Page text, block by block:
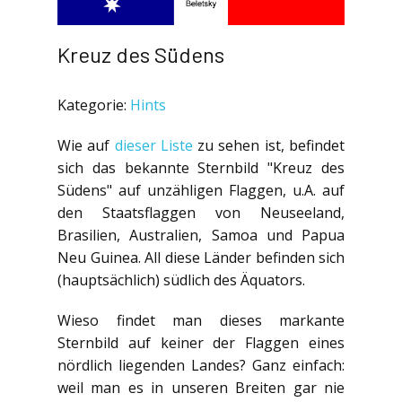
Kreuz des Südens
Kategorie: Hints
Wie auf dieser Liste zu sehen ist, befindet
sich das bekannte Sternbild "Kreuz des
Südens" auf unzähligen Flaggen, u.A. auf
den Staatsflaggen von Neuseeland,
Brasilien, Australien, Samoa und Papua
Neu Guinea. All diese Länder befinden sich
(hauptsächlich) südlich des Äquators.
Wieso findet man dieses markante
Sternbild auf keiner der Flaggen eines
nördlich liegenden Landes? Ganz einfach:
weil man es in unseren Breiten gar nie